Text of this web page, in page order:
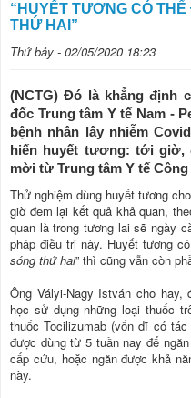
“HUYẾT TƯƠNG CÓ
THỨ HAI”
Thứ bảy - 02/05/2020 18:23
(NCTG) Đó là khẳng định
đốc Trung tâm Y tế Nam -
bệnh nhân lây nhiễm
hiến huyết tương: tới
mời từ Trung tâm Y tế
Thử nghiệm dùng huyết tương
giờ đem lại kết quả khả quan,
quan là trong tương lai sẽ ngày
pháp điều trị này. Huyết tương
sóng thứ hai” thì cũng vẫn còn
Ông Vályi-Nagy István cho
học sử dụng những loại thuốc
thuốc Tocilizumab (vốn dĩ có
được dùng từ 5 tuần nay để
cấp cứu, hoặc ngăn được khả
này.